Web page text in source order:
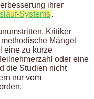
ihrer
Systems.
Kritiker
Mängel
eine zu kurze
oder eine
die Studien nicht
nur vom